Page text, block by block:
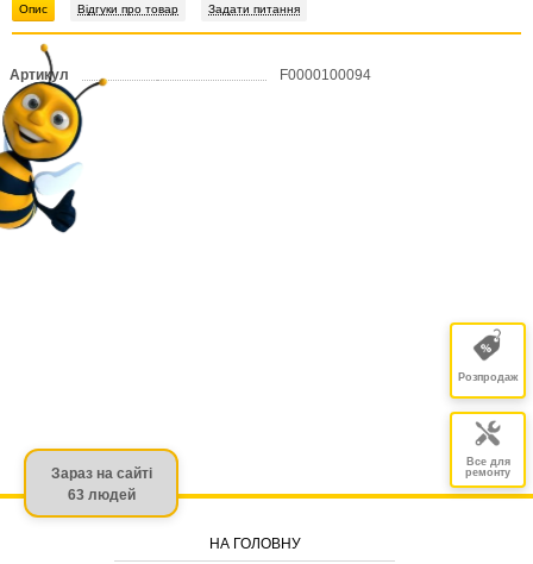
Опис Відгуки про товар Задати питання
Артикул F0000100094
Розпродаж
Все для
ремонту
НА ГОЛОВНУ
Зараз на сайті
63 людей